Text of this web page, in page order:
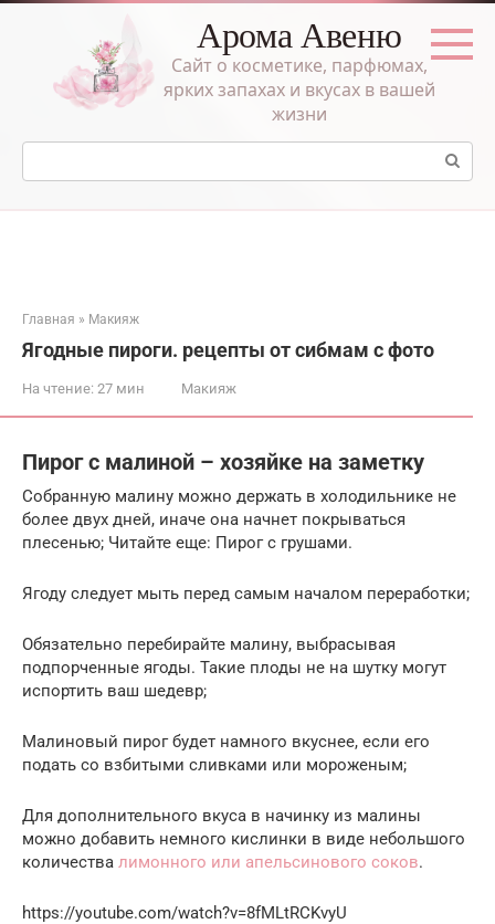
Перейти
Арома Авеню
Сайт о косметике, парфюмах,
ярких запахах и вкусах в вашей
жизни
Поиск:
Главная » Макияж
Ягодные пироги. рецепты от сибмам с фото
На чтение: 27 мин Макияж
Пирог с малиной – хозяйке на заметку
Собранную малину можно держать в холодильнике не
более двух дней, иначе она начнет покрываться
плесенью; Читайте еще: Пирог с грушами.
Ягоду следует мыть перед самым началом переработки;
Обязательно перебирайте малину, выбрасывая
подпорченные ягоды. Такие плоды не на шутку могут
испортить ваш шедевр;
Малиновый пирог будет намного вкуснее, если его
подать со взбитыми сливками или мороженым;
Для дополнительного вкуса в начинку из малины
можно добавить немного кислинки в виде небольшого
количества лимонного или апельсинового соков.
https://youtube.com/watch?v=8fMLtRCKvyU